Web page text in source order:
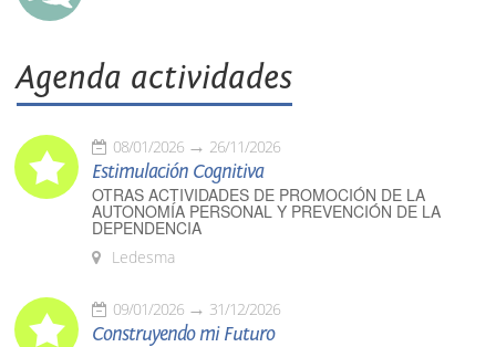
Agenda actividades
08/01/2026 26/11/2026
Estimulación Cognitiva
OTRAS ACTIVIDADES DE PROMOCIÓN DE LA
AUTONOMÍA PERSONAL Y PREVENCIÓN DE LA
DEPENDENCIA
Ledesma
09/01/2026 31/12/2026
Construyendo mi Futuro